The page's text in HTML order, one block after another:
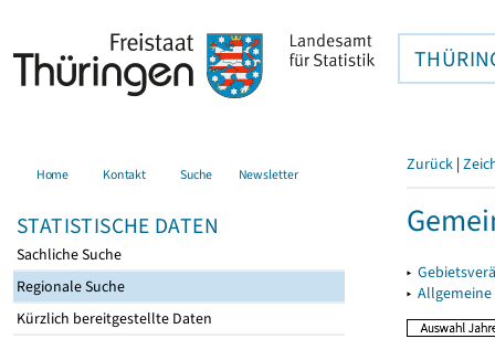
Home Kontakt Suche Newsletter
STATISTISCHE DATEN
Sachliche Suche
Regionale Suche
Kürzlich bereitgestellte Daten
Zurück |
▸
▸